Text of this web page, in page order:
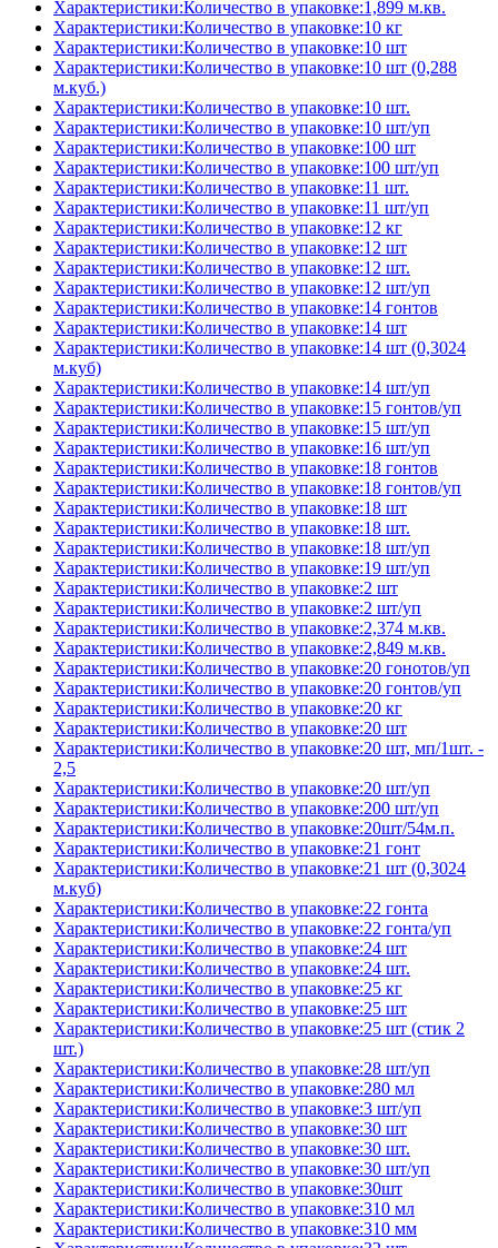
Характеристики:Количество в упаковке:1,899 м.кв.
Характеристики:Количество в упаковке:10 кг
Характеристики:Количество в упаковке:10 шт
Характеристики:Количество в упаковке:10 шт (0,288
м.куб.)
Характеристики:Количество в упаковке:10 шт.
Характеристики:Количество в упаковке:10 шт/уп
Характеристики:Количество в упаковке:100 шт
Характеристики:Количество в упаковке:100 шт/уп
Характеристики:Количество в упаковке:11 шт.
Характеристики:Количество в упаковке:11 шт/уп
Характеристики:Количество в упаковке:12 кг
Характеристики:Количество в упаковке:12 шт
Характеристики:Количество в упаковке:12 шт.
Характеристики:Количество в упаковке:12 шт/уп
Характеристики:Количество в упаковке:14 гонтов
Характеристики:Количество в упаковке:14 шт
Характеристики:Количество в упаковке:14 шт (0,3024
м.куб)
Характеристики:Количество в упаковке:14 шт/уп
Характеристики:Количество в упаковке:15 гонтов/уп
Характеристики:Количество в упаковке:15 шт/уп
Характеристики:Количество в упаковке:16 шт/уп
Характеристики:Количество в упаковке:18 гонтов
Характеристики:Количество в упаковке:18 гонтов/уп
Характеристики:Количество в упаковке:18 шт
Характеристики:Количество в упаковке:18 шт.
Характеристики:Количество в упаковке:18 шт/уп
Характеристики:Количество в упаковке:19 шт/уп
Характеристики:Количество в упаковке:2 шт
Характеристики:Количество в упаковке:2 шт/уп
Характеристики:Количество в упаковке:2,374 м.кв.
Характеристики:Количество в упаковке:2,849 м.кв.
Характеристики:Количество в упаковке:20 гонотов/уп
Характеристики:Количество в упаковке:20 гонтов/уп
Характеристики:Количество в упаковке:20 кг
Характеристики:Количество в упаковке:20 шт
Характеристики:Количество в упаковке:20 шт, мп/1шт. -
2,5
Характеристики:Количество в упаковке:20 шт/уп
Характеристики:Количество в упаковке:200 шт/уп
Характеристики:Количество в упаковке:20шт/54м.п.
Характеристики:Количество в упаковке:21 гонт
Характеристики:Количество в упаковке:21 шт (0,3024
м.куб)
Характеристики:Количество в упаковке:22 гонта
Характеристики:Количество в упаковке:22 гонта/уп
Характеристики:Количество в упаковке:24 шт
Характеристики:Количество в упаковке:24 шт.
Характеристики:Количество в упаковке:25 кг
Характеристики:Количество в упаковке:25 шт
Характеристики:Количество в упаковке:25 шт (стик 2
шт.)
Характеристики:Количество в упаковке:28 шт/уп
Характеристики:Количество в упаковке:280 мл
Характеристики:Количество в упаковке:3 шт/уп
Характеристики:Количество в упаковке:30 шт
Характеристики:Количество в упаковке:30 шт.
Характеристики:Количество в упаковке:30 шт/уп
Характеристики:Количество в упаковке:30шт
Характеристики:Количество в упаковке:310 мл
Характеристики:Количество в упаковке:310 мм